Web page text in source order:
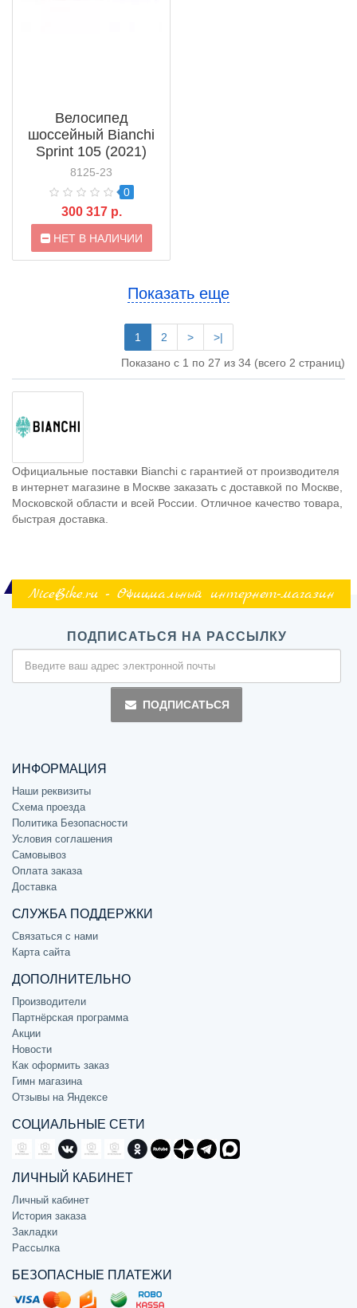
Велосипед
шоссейный Bianchi
Sprint 105 (2021)
8125-23
0
300 317 р.
НЕТ В НАЛИЧИИ
Показать еще
1 2 >
>|
Показано с 1 по 27 из 34 (всего 2 страниц)
Официальные поставки Bianchi с гарантией от производителя
в интернет магазине в Москве заказать с доставкой по Москве,
Московской области и всей России. Отличное качество товара,
быстрая доставка.
NiceBike.ru - Официальный интернет-магазин
ПОДПИСАТЬСЯ НА РАССЫЛКУ
ПОДПИСАТЬСЯ
ИНФОРМАЦИЯ
Наши реквизиты
Схема проезда
Политика Безопасности
Условия соглашения
Самовывоз
Оплата заказа
Доставка
СЛУЖБА ПОДДЕРЖКИ
Связаться с нами
Карта сайта
ДОПОЛНИТЕЛЬНО
Производители
Партнёрская программа
Акции
Новости
Как оформить заказ
Гимн магазина
Отзывы на Яндексе
СОЦИАЛЬНЫЕ СЕТИ
ЛИЧНЫЙ КАБИНЕТ
Личный кабинет
История заказа
Закладки
Рассылка
БЕЗОПАСНЫЕ ПЛАТЕЖИ